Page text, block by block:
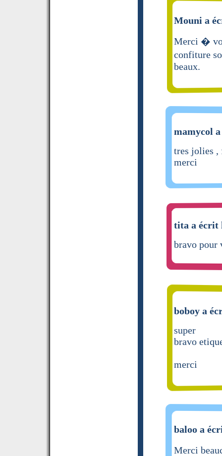
Mouni a
Merci �
confiture
beaux.
mamycol
tres jolies ,
merci
tita a écrit
bravo pour
boboy a
super
bravo
merci
baloo a
Merci